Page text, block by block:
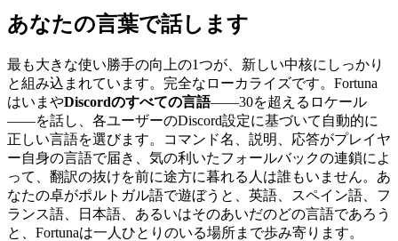
あなたの言葉で話します
最も大きな使い勝手の向上の1つが、新しい中核にしっかり
と組み込まれています。完全なローカライズです。Fortuna
はいまやDiscordのすべての言語――30を超えるロケール
――を話し、各ユーザーのDiscord設定に基づいて自動的に
正しい言語を選びます。コマンド名、説明、応答がプレイヤ
ー自身の言語で届き、気の利いたフォールバックの連鎖によ
って、翻訳の抜けを前に途方に暮れる人は誰もいません。あ
なたの卓がポルトガル語で遊ぼうと、英語、スペイン語、フ
ランス語、日本語、あるいはそのあいだのどの言語であろう
と、Fortunaは一人ひとりのいる場所まで歩み寄ります。